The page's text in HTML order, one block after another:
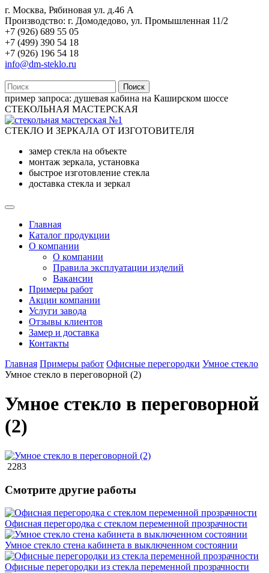
г. Москва, Рябиновая ул. д.46 А
Производство: г. Домодедово, ул. Промышленная 11/2
+7 (926) 689 55 05
+7 (499) 390 54 18
+7 (926) 196 54 18
info@dm-steklo.ru
Поиск
пример запроса: душевая кабина на Каширском шоссе
СТЕКОЛЬНАЯ МАСТЕРСКАЯ
СТЕКЛО И ЗЕРКАЛА ОТ ИЗГОТОВИТЕЛЯ
замер стекла на объекте
монтаж зеркала, установка
быстрое изготовление стекла
доставка стекла и зеркал
Главная
Каталог продукции
О компании
О компании
Правила эксплуатации изделий
Вакансии
Примеры работ
Акции компании
Услуги завода
Отзывы клиентов
Замер и доставка
Контакты
Главная Примеры работ Офисные перегородки Умное стекло
Умное стекло в переговорной (2)
Умное стекло в переговорной
(2)
2283
Смотрите другие работы
Офисная перегородка с стеклом переменной прозрачности
Умное стекло стена кабинета в выключенном состоянии
Офисные перегородки из стекла переменной прозрачности